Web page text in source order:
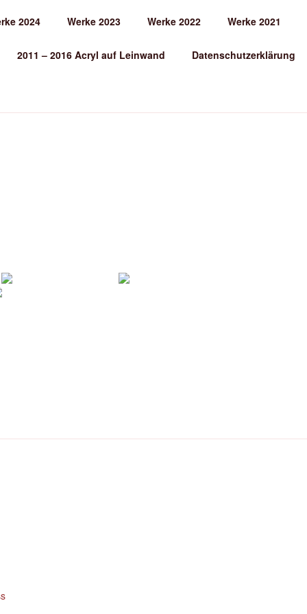
2024 Werke 2023 Werke 2022 Werke 2021
2011 – 2016 Acryl auf Leinwand Datenschutzerklärung